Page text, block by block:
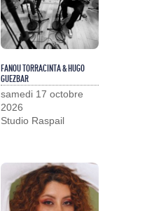
FANOU TORRACINTA & HUGO
GUEZBAR
samedi 17 octobre
2026
Studio Raspail